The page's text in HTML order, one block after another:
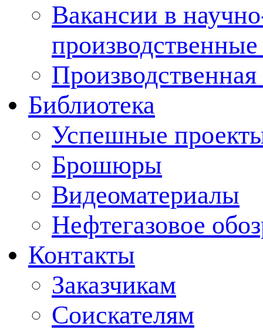
Вакансии в
Производственная
Библиотека
Успешные
Брошюры
Видеоматериалы
Нефтегазовое
Контакты
Заказчикам
Соискателям